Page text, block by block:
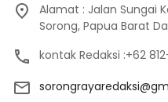
Alamat : Jalan Sungai
Sorong, Papua Barat
kontak Redaksi :+62